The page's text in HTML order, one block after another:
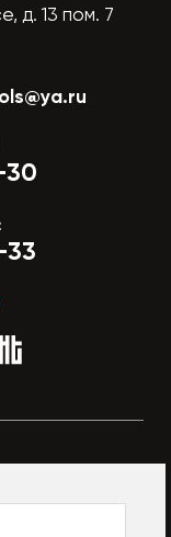
д. 13 пом. 7